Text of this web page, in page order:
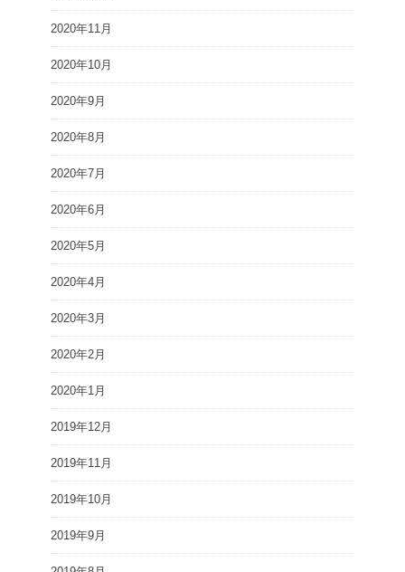
2020年11月
2020年10月
2020年9月
2020年8月
2020年7月
2020年6月
2020年5月
2020年4月
2020年3月
2020年2月
2020年1月
2019年12月
2019年11月
2019年10月
2019年9月